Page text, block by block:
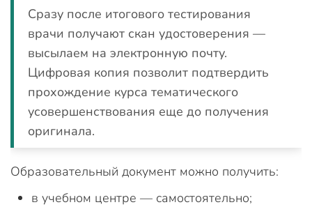
Сразу после итогового тестирования
врачи получают скан удостоверения —
высылаем на электронную почту.
Цифровая копия позволит подтвердить
прохождение курса тематического
усовершенствования еще до получения
оригинала.
Образовательный документ можно получить:
в учебном центре — самостоятельно;